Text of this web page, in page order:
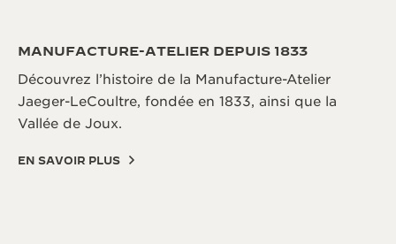
MANUFACTURE-ATELIER DEPUIS 1833
Découvrez l’histoire de la Manufacture-Atelier
Jaeger-LeCoultre, fondée en 1833, ainsi que la
Vallée de Joux.
EN SAVOIR PLUS